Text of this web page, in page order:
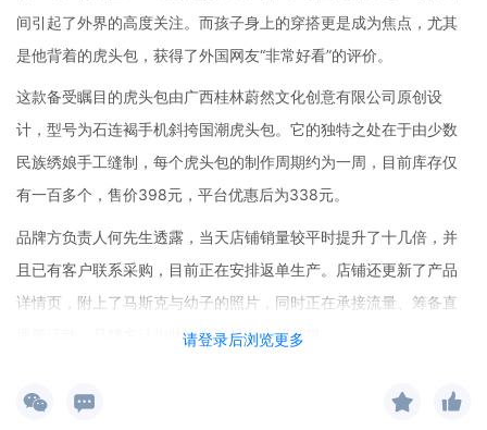
请登录后浏览更多
间引起了外界的高度关注。而孩子身上的穿搭更是成为焦点，尤其
是他背着的虎头包，获得了外国网友“非常好看”的评价。
这款备受瞩目的虎头包由广西桂林蔚然文化创意有限公司原创设
计，型号为石连褐手机斜挎国潮虎头包。它的独特之处在于由少数
民族绣娘手工缝制，每个虎头包的制作周期约为一周，目前库存仅
有一百多个，售价398元，平台优惠后为338元。
品牌方负责人何先生透露，当天店铺销量较平时提升了十几倍，并
且已有客户联系采购，目前正在安排返单生产。店铺还更新了产品
详情页，附上了马斯克与幼子的照片，同时正在承接流量、筹备直
播等活动，品牌方认为此次曝光机会十分难得。
on-Demand，按需印刷）跨境官网可以敏锐地捕捉到这一热点，将